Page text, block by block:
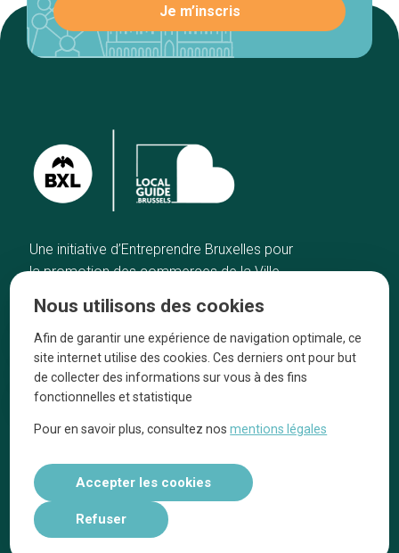
Une initiative d’Entreprendre Bruxelles pour
la promotion des commerces de la Ville
Accueil
Bonnes adresses
Quartiers
Blog
Tops 10
Artisans
A propos
On parle de nous
Nous utilisons des cookies
Afin de garantir une expérience de navigation optimale, ce
site internet utilise des cookies. Ces derniers ont pour but
de collecter des informations sur vous à des fins
fonctionnelles et statistique
Pour en savoir plus, consultez nosmentions légales
Accepter les cookies
Refuser